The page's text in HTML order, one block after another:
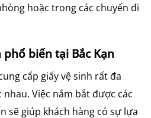
hoặc trong các chuyến đi
phổ biến tại Bắc Kạn
cấp giấy vệ sinh rất đa
Việc nắm bắt được các
sẽ giúp khách hàng có sự lựa